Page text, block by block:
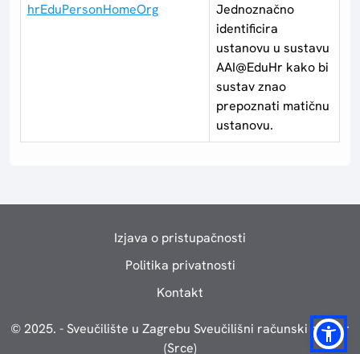
hrEduPersonHomeOrg
Jednoznačno
identificira
ustanovu u sustavu
AAI@EduHr kako bi
sustav znao
prepoznati matičnu
ustanovu.
Izjava o pristupačnosti
Politika privatnosti
Kontakt
© 2025. - Sveučilište u Zagrebu Sveučilišni računski centar
(Srce)